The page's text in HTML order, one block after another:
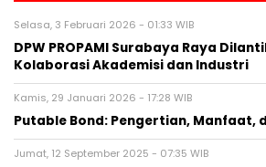
Selasa, 3 Februari 2026 - 01:33 WIB
DPW PROPAMI Surabaya Raya
Kolaborasi Akademisi dan Industri
Kamis, 29 Januari 2026 - 17:28 WIB
Putable Bond: Pengertian, Manfaat,
Jumat, 12 September 2025 - 07:35 WIB